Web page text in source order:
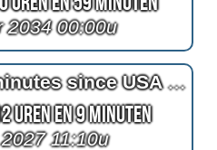
2034 00:00u
250 days hours minutes since USA 250 fireworks
Uren en 9 Minuten
11:10u